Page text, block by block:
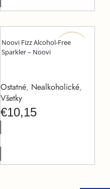
Noovi Fizz Alcohol-Free
Sparkler – Noovi
Ostatné, Nealkoholické,
Všetky
€10,15